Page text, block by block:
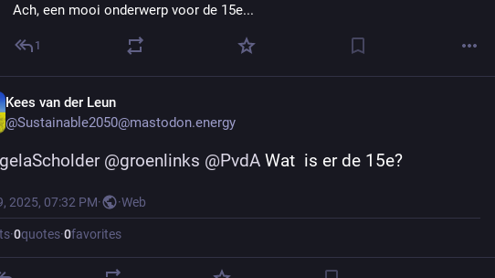
Ach, een mooi onderwerp voor de 15e...
1
Kees van der Leun
@Sustainable2050@mastodon.energy
@groenlinks @PvdA Wat  is er de 15e?
2025, 07:32 PM· ·Web
·0quotes·0favorites